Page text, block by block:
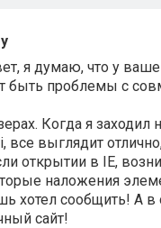
я думаю, что у
быть проблемы с
Когда я заходил
все выглядит
открытии в IE,
наложения
хотел сообщить! А в
сайт!